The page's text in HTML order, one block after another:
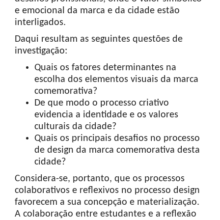
e emocional da marca e da cidade estão
interligados.
Daqui resultam as seguintes questões de
investigação:
Quais os fatores determinantes na
escolha dos elementos visuais da marca
comemorativa?
De que modo o processo criativo
evidencia a identidade e os valores
culturais da cidade?
Quais os principais desafios no processo
de design da marca comemorativa desta
cidade?
Considera-se, portanto, que os processos
colaborativos e reflexivos no processo design
favorecem a sua concepção e materialização.
A colaboração entre estudantes e a reflexão